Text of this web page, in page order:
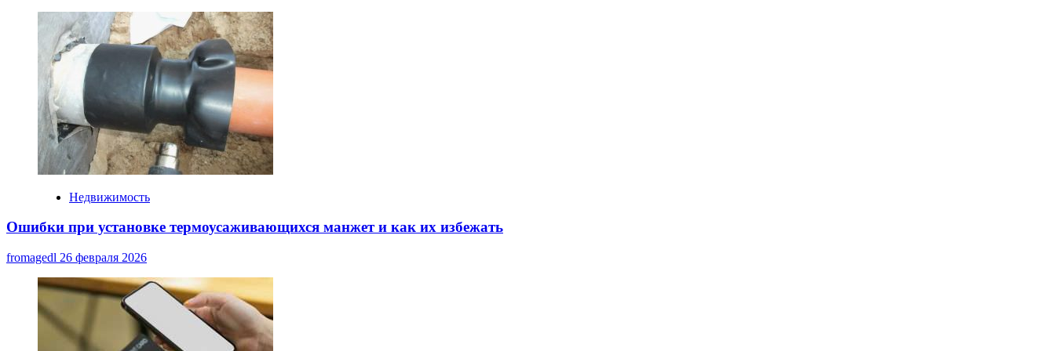
Недвижимость
Ошибки при установке термоусаживающихся манжет и как их избежать
fromagedl 26 февраля 2026